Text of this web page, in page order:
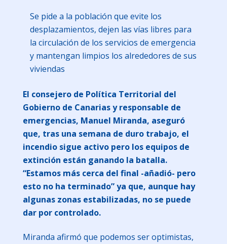
Se pide a la población que evite los
desplazamientos, dejen las vías libres para
la circulación de los servicios de emergencia
y mantengan limpios los alrededores de sus
viviendas
El consejero de Política Territorial del
Gobierno de Canarias y responsable de
emergencias, Manuel Miranda, aseguró
que, tras una semana de duro trabajo, el
incendio sigue activo pero los equipos de
extinción están ganando la batalla.
“Estamos más cerca del final -añadió- pero
esto no ha terminado” ya que, aunque hay
algunas zonas estabilizadas, no se puede
dar por controlado.
Miranda afirmó que podemos ser optimistas,